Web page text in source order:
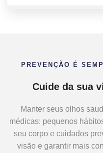
PREVENÇÃO É
Cuide da sua
Manter seus olhos
médicas: pequenos
seu corpo e cuidados
visão e garantir mais